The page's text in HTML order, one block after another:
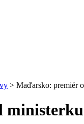
> Maďarsko: premiér